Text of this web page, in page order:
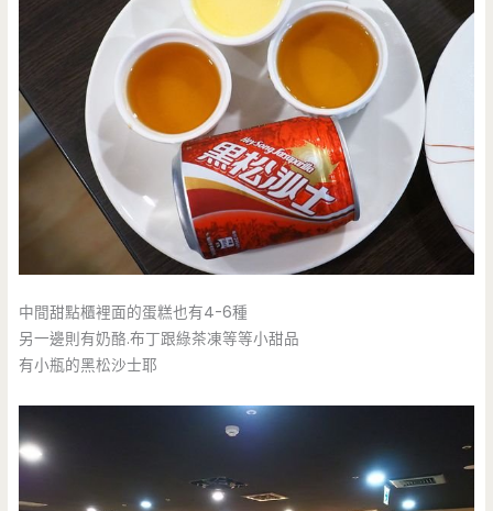
中間甜點櫃裡面的蛋糕也有4-6種
另一邊則有奶酪.布丁跟綠茶凍等等小甜品
有小瓶的黑松沙士耶